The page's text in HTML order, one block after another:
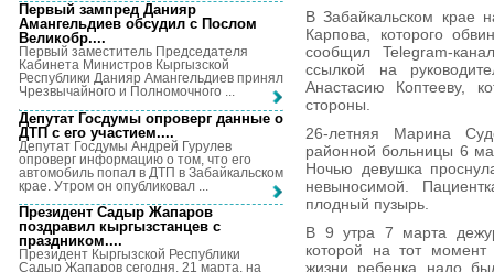
В Забайкальском крае
Карпова, которого
сообщил Telegram-
ссылкой на
Анастасию Коптееву,
стороны.
26-летняя Марина
районной больницы 6
Ночью девушка
невыносимой.
плодный пузырь.
В 9 утра 7 марта
которой на тот
жизни ребенка надо
Первый зампред Данияр
Амангельдиев обсудил с Послом
Великобр....
Первый заместитель Председателя
Кабинета Министров Кыргызской
Республики Данияр Амангельдиев принял
Чрезвычайного и Полномочного ...
Депутат Госдумы опроверг данные о
ДТП с его участием....
Депутат Госдумы Андрей Гурулев
опроверг информацию о том, что его
автомобиль попал в ДТП в Забайкальском
крае. Утром он опубликовал ...
Президент Садыр Жапаров
поздравил кыргызстанцев с
праздником....
Президент Кыргызской Республики
Садыр Жапаров сегодня, 21 марта, на